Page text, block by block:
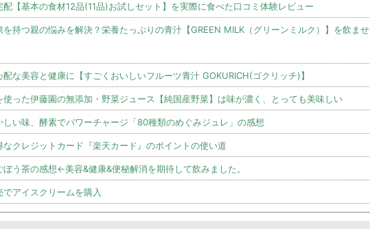
【基本の食材12品(11品)お試しセット】を実際に食べた口コミ体験レビュー
持つ親の悩みを解決？栄養たっぷりの青汁【GREEN MILK（グリーンミルク）】を飲ませ
な美容と健康に【すごくおいしいフルーツ青汁 GOKURICH(ゴクリッチ)】
使った伊藤園の無添加・野菜ジュース【純国産野菜】は味が濃く、とっても美味しい
しい味、酵素でパワーチャージ「80種類のめぐみジュレ」の感想
クレジットカード『楽天カード』のポイントの使い道
う茶の感想←美容&健康&便秘解消を期待して飲みました。
アイスクリームを購入